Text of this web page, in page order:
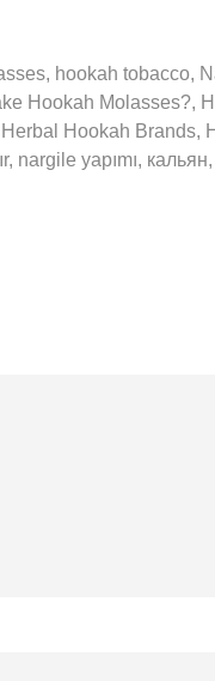
hookah tobacco,
Hookah Molasses?,
Hookah Brands,
yapımı,